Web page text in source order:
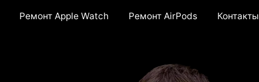
Ремонт Apple Watch Ремонт AirPods Контакты